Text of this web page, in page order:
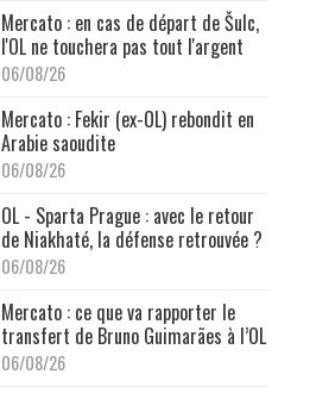
Mercato : en cas de départ de Šulc,
l'OL ne touchera pas tout l'argent
06/08/26
Mercato : Fekir (ex-OL) rebondit en
Arabie saoudite
06/08/26
OL - Sparta Prague : avec le retour
de Niakhaté, la défense retrouvée ?
06/08/26
Mercato : ce que va rapporter le
transfert de Bruno Guimarães à l’OL
06/08/26